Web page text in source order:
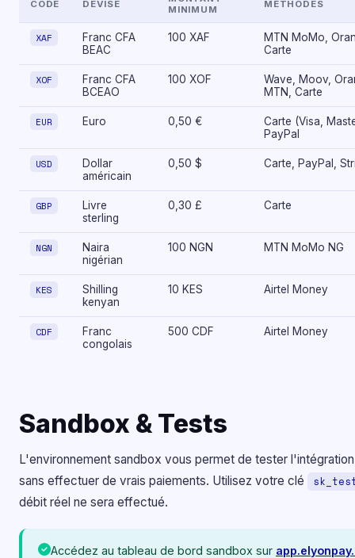
CODE DEVISE
MINIMUM
MÉTHODES
XAF
Franc CFA
BEAC
100 XAF
MTN MoMo,
Carte
XOF
Franc CFA
BCEAO
100 XOF
Wave, Moov,
MTN, Carte
EUR Euro 0,50 €
Carte (Visa,
PayPal
USD
Dollar
américain
0,50 $ Carte, PayPal,
GBP
Livre
sterling
0,30 £ Carte
NGN
Naira
nigérian
100 NGN MTN MoMo NG
KES
Shilling
kenyan
10 KES Airtel Money
CDF
Franc
congolais
500 CDF Airtel Money
Sandbox & Tests
L'environnement sandbox vous permet de tester
sans effectuer de vrais paiements. Utilisez votre clé
débit réel ne sera effectué.
Accédez au tableau de bord sandbox sur